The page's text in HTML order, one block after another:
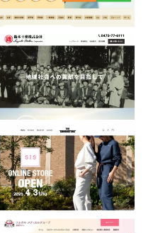
THE CONDUCTORS
フルガキ・メディカルグループ